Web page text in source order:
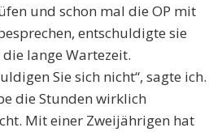
und schon mal die OP mit
entschuldigte sie
lange Wartezeit.
Sie sich nicht“, sagte ich.
die Stunden wirklich
Mit einer Zweijährigen hat